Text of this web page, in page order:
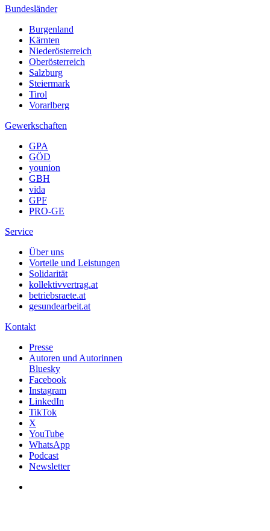
Bundesländer
Burgenland
Kärnten
Niederösterreich
Oberösterreich
Salzburg
Steiermark
Tirol
Vorarlberg
Gewerkschaften
GPA
GÖD
younion
GBH
vida
GPF
PRO-GE
Service
Über uns
Vorteile und Leistungen
Solidarität
kollektivvertrag.at
betriebsraete.at
gesundearbeit.at
Kontakt
Presse
Autoren und Autorinnen
Bluesky
Facebook
Instagram
LinkedIn
TikTok
X
YouTube
WhatsApp
Podcast
Newsletter